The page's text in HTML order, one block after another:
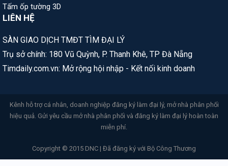
Tấm ốp tường 3D
LIÊN HỆ
SÀN GIAO DỊCH TMĐT TÌM ĐẠI LÝ
Trụ sở chính: 180 Vũ Quỳnh, P. Thanh Khê, TP Đà Nẵng
Timdaily.com.vn: Mở rộng hội nhập - Kết nối kinh doanh
Kênh hỗ trợ cá nhân, doanh nghiệp đăng ký làm đại lý, mở nhà phân phối
hiệu quả. Gửi yêu cầu mở nhà phân phối và đăng ký làm đại lý hoàn toàn
miễn phí.
Copyright © 2015 DNC | Đã đăng ký với Bộ Công Thương